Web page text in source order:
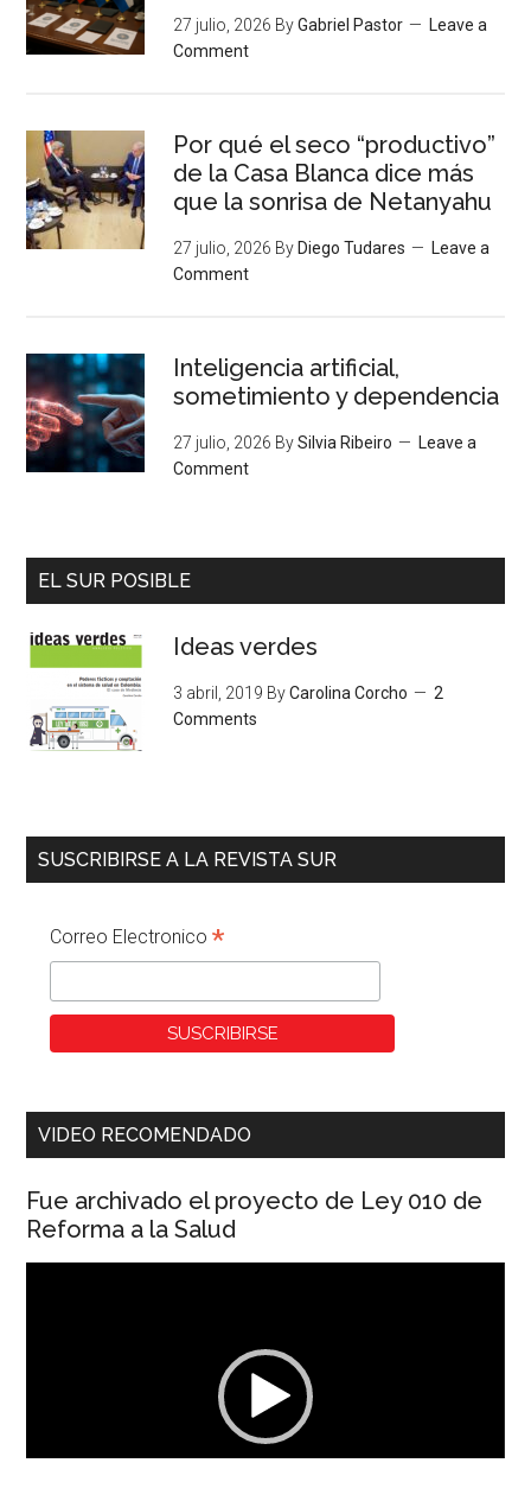
27 julio, 2026 ByGabriel Pastor
Leave a
Comment
Por qué el seco “productivo”
de la Casa Blanca dice más
que la sonrisa de Netanyahu
27 julio, 2026 By Diego Tudares
Leave a
Comment
Inteligencia artificial,
sometimiento y dependencia
27 julio, 2026 BySilvia Ribeiro
Leave a
Comment
EL SUR POSIBLE
Ideas verdes
3 abril, 2019 ByCarolina Corcho
2
Comments
SUSCRIBIRSE A LA REVISTA SUR
Correo Electronico*
VIDEO RECOMENDADO
Fue archivado el proyecto de Ley 010 de
Reforma a la Salud